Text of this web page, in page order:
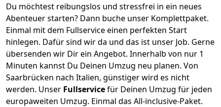
Du möchtest reibungslos und stressfrei in ein neues
Abenteuer starten? Dann buche unser Komplettpaket.
Einmal mit dem Fullservice einen perfekten Start
hinlegen. Dafür sind wir da und das ist unser Job. Gerne
übersenden wir Dir ein Angebot. Innerhalb von nur 1
Minuten kannst Du Deinen Umzug neu planen. Von
Saarbrücken nach Italien, günstiger wird es nicht
werden. Unser Fullservicefür Deinen Umzug für jeden
europaweiten Umzug. Einmal das All-inclusive-Paket.